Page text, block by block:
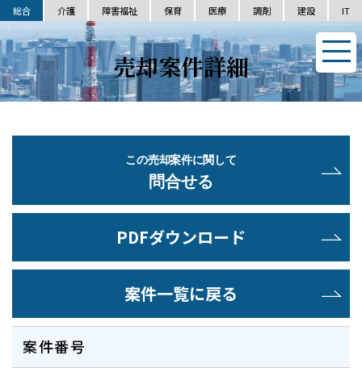
総合 介護 障害福祉 保育 医療 調剤 建設 IT
売却案件詳細
この売却案件に関して
問合せる
PDFダウンロード
案件一覧に戻る
案件番号